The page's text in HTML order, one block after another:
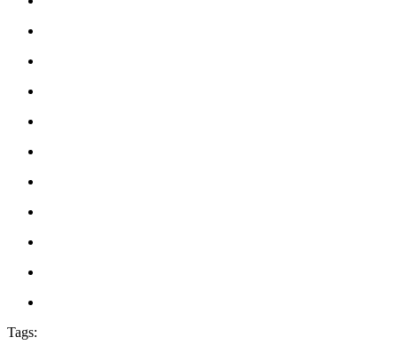
Tags: